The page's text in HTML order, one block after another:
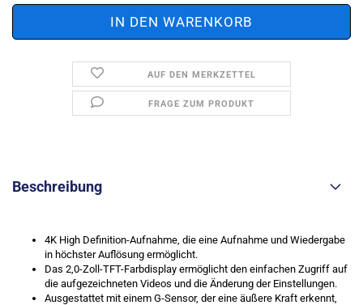
AUF DEN MERKZETTEL
FRAGE ZUM PRODUKT
Beschreibung
4K High Definition-Aufnahme, die eine Aufnahme und Wiedergabe
in höchster Auflösung ermöglicht.
Das 2,0-Zoll-TFT-Farbdisplay ermöglicht den einfachen Zugriff auf
die aufgezeichneten Videos und die Änderung der Einstellungen.
Ausgestattet mit einem G-Sensor, der eine äußere Kraft erkennt,